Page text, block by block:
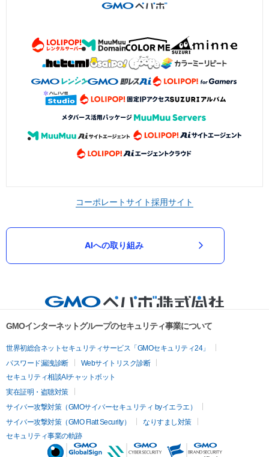
コーポレートサイト採用サイト
AIへの取り組み
GMOインターネットグループのセキュリティ事業について
世界初総合ネットセキュリティサービス「GMOセキュリティ24」
パスワード漏洩診断
Webサイトリスク診断
セキュリティ相談AIチャットボット
実在証明・盗聴対策
サイバー攻撃対策（GMOサイバーセキュリティ byイエラエ）
サイバー攻撃対策（GMO Flatt Security）
なりすまし対策
セキュリティ事業の軌跡